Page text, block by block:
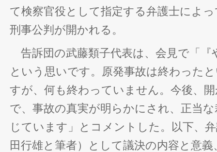
て検察官役として指定する弁護士によ
刑事公判が開かれる。
告訴団の武藤類子代表は、会見で「『
という思いです。原発事故は終わった
すが、何も終わっていません。今後、
で、事故の真実が明らかにされ、正当
じています」とコメントした。以下、
田行雄と筆者）として議決の内容と意